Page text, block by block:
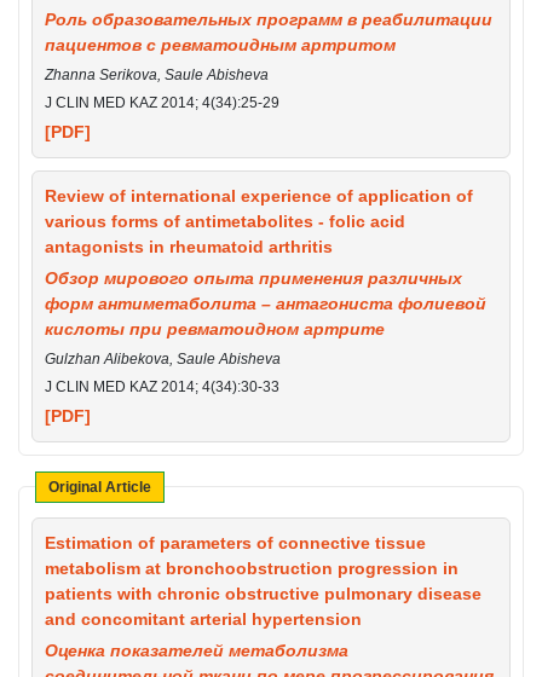
Роль образовательных программ в реабилитации
пациентов с ревматоидным артритом
Zhanna Serikova, Saule Abisheva
J CLIN MED KAZ 2014; 4(34):25-29
[PDF]
Review of international experience of application of
various forms of antimetabolites - folic acid
antagonists in rheumatoid arthritis
Обзор мирового опыта применения различных
форм антиметаболита – антагониста фолиевой
кислоты при ревматоидном артрите
Gulzhan Alibekova, Saule Abisheva
J CLIN MED KAZ 2014; 4(34):30-33
[PDF]
Original Article
Estimation of parameters of connective tissue
metabolism at bronchoobstruction progression in
patients with chronic obstructive pulmonary disease
and concomitant arterial hypertension
Оценка показателей метаболизма